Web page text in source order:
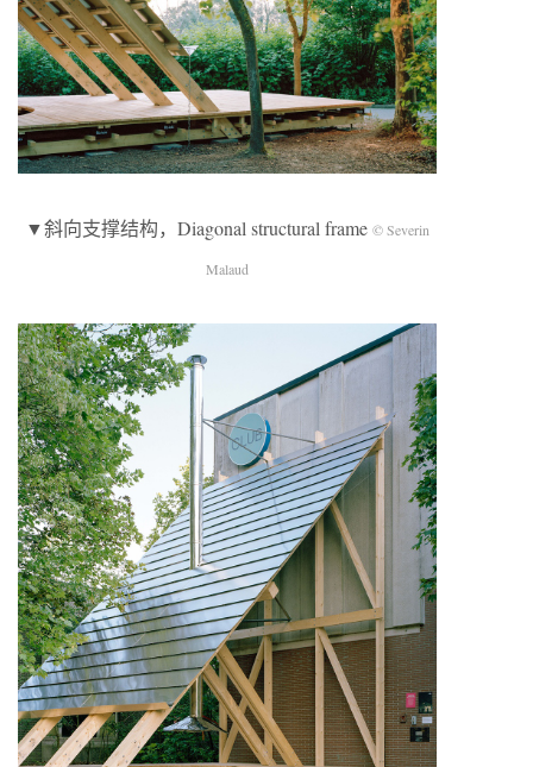
▼斜向支撑结构，Diagonal structural frame © Severin
Malaud